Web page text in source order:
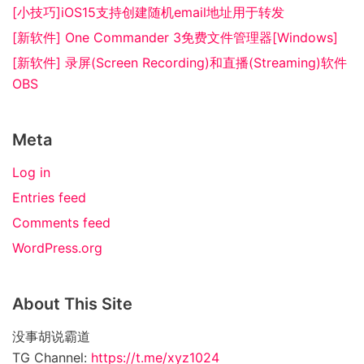
[小技巧]iOS15支持创建随机email地址用于转发
[新软件] One Commander 3免费文件管理器[Windows]
[新软件] 录屏(Screen Recording)和直播(Streaming)软件
OBS
Meta
Log in
Entries feed
Comments feed
WordPress.org
About This Site
没事胡说霸道
TG Channel: https://t.me/xyz1024